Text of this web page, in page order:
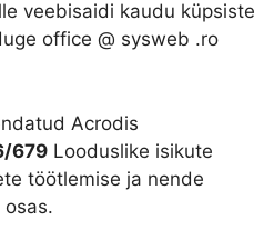
veebisaidi kaudu küpsiste
office @ sysweb .ro
Acrodis
679 Looduslike isikute
töötlemise ja nende